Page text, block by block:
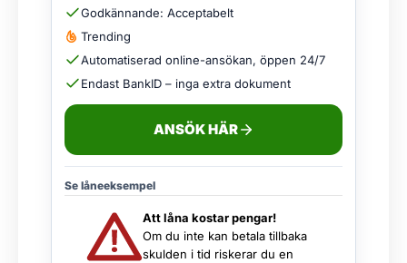
Godkännande: Acceptabelt
Trending
Automatiserad online-ansökan, öppen 24/7
Endast BankID – inga extra dokument
ANSÖK HÄR
Se låneeksempel
Att låna kostar pengar!
Om du inte kan betala tillbaka
skulden i tid riskerar du en